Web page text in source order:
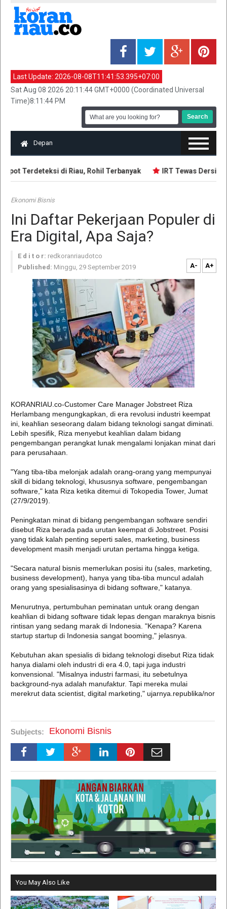
Last Update: 2026-08-08T11:41:53.395+07:00
Sat Aug 08 2026 20:11:44 GMT+0000 (Coordinated Universal
Time)8:11:44 PM
Depan
Terdeteksi di Riau, Rohil Terbanyak IRT Tewas
Ekonomi Bisnis
Ini Daftar Pekerjaan Populer di
Era Digital, Apa Saja?
E d i t o r: redkoranriaudotco
Published: Minggu, 29 September 2019 A- A+
KORANRIAU.co-Customer Care Manager Jobstreet Riza
Herlambang mengungkapkan, di era revolusi industri keempat
ini, keahlian seseorang dalam bidang teknologi sangat diminati.
Lebih spesifik, Riza menyebut keahlian dalam bidang
pengembangan perangkat lunak mengalami lonjakan minat dari
para perusahaan.
"Yang tiba-tiba melonjak adalah orang-orang yang mempunyai
skill di bidang teknologi, khususnya software, pengembangan
software," kata Riza ketika ditemui di Tokopedia Tower, Jumat
(27/9/2019).
Peningkatan minat di bidang pengembangan software sendiri
disebut Riza berada pada urutan keempat di Jobstreet. Posisi
yang tidak kalah penting seperti sales, marketing, business
development masih menjadi urutan pertama hingga ketiga.
"Secara natural bisnis memerlukan posisi itu (sales, marketing,
business development), hanya yang tiba-tiba muncul adalah
orang yang spesialisasinya di bidang software," katanya.
Menurutnya, pertumbuhan peminatan untuk orang dengan
keahlian di bidang software tidak lepas dengan maraknya bisnis
rintisan yang sedang marak di Indonesia. "Kenapa? Karena
startup startup di Indonesia sangat booming," jelasnya.
Kebutuhan akan spesialis di bidang teknologi disebut Riza tidak
hanya dialami oleh industri di era 4.0, tapi juga industri
konvensional. "Misalnya industri farmasi, itu sebetulnya
background-nya adalah manufaktur. Tapi mereka mulai
merekrut data scientist, digital marketing," ujarnya.republika/nor
Subjects: Ekonomi Bisnis
You May Also Like